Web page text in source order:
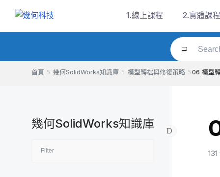
content
1.線上課程 2.實體課程
首頁 幾何SolidWorks知識庫 模型轉檔與修復策略 06 模型
幾何SolidWorks知識庫